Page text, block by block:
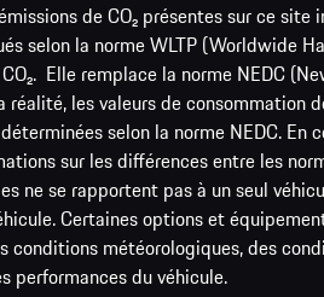
de CO₂ présentes sur ce
selon la norme WLTP (Worldwide
Elle remplace la norme NEDC
les valeurs de consommation
selon la norme NEDC.
sur les différences entre les
ne se rapportent pas à un seul
Certaines options et
conditions météorologiques, des
performances du véhicule.